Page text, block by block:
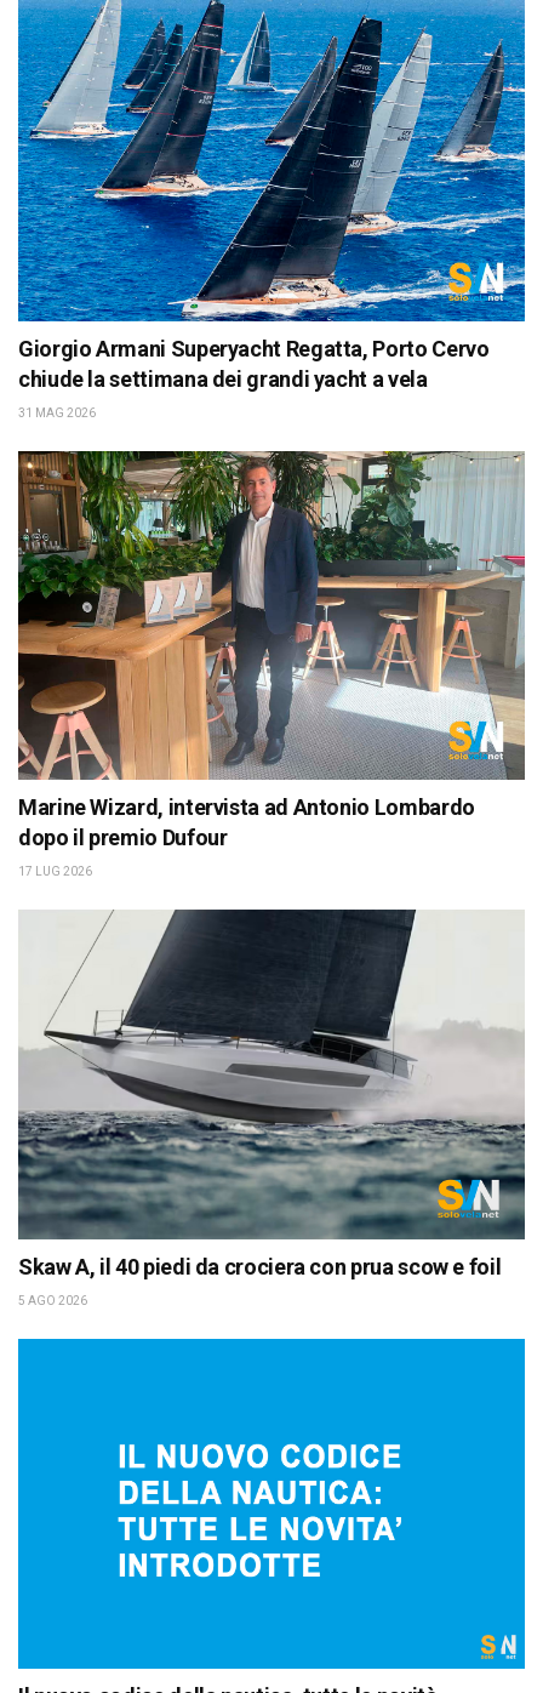
Giorgio Armani Superyacht Regatta, Porto Cervo
chiude la settimana dei grandi yacht a vela
31 MAG 2026
Marine Wizard, intervista ad Antonio Lombardo
dopo il premio Dufour
17 LUG 2026
Skaw A, il 40 piedi da crociera con prua scow e foil
5 AGO 2026